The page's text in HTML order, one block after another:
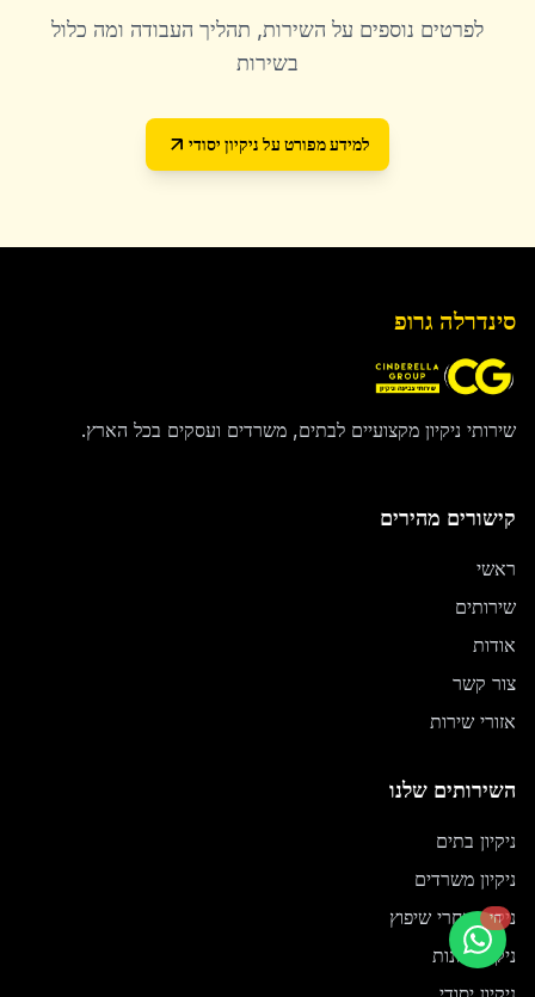
לפרטים נוספים על השירות, תהליך העבודה ומה כלול
בשירות
למידע מפורט על ניקיון יסודי
סינדרלה גרופ
שירותי ניקיון מקצועיים לבתים, משרדים ועסקים בכל הארץ.
קישורים מהירים
ראשי
שירותים
אודות
צור קשר
אזורי שירות
השירותים שלנו
ניקיון בתים
ניקיון משרדים
ניקיון אחרי שיפוץ
ניקוי חלונות
חי